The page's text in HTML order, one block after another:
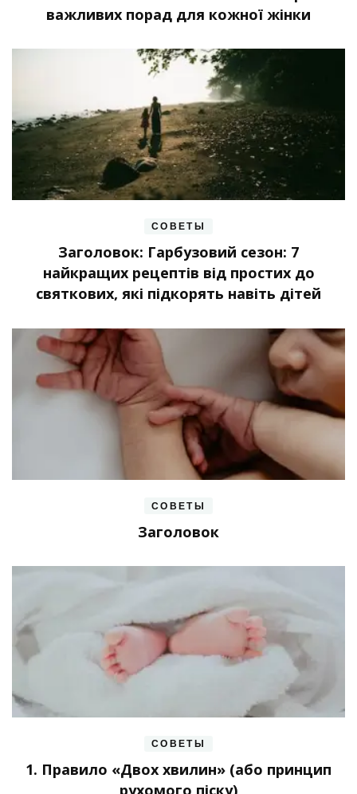
важливих порад для кожної жінки
СОВЕТЫ
Заголовок: Гарбузовий сезон: 7
найкращих рецептів від простих до
святкових, які підкорять навіть дітей
СОВЕТЫ
Заголовок
СОВЕТЫ
1. Правило «Двох хвилин» (або принцип
рухомого піску)